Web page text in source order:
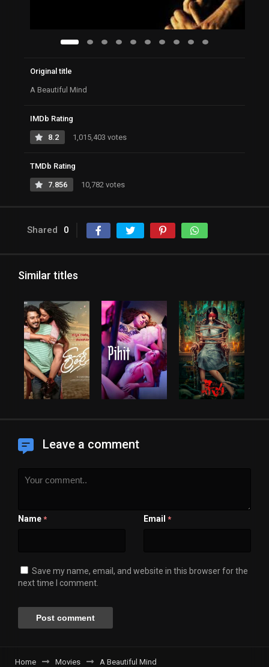
Original title
A Beautiful Mind
IMDb Rating
8.2 1,015,403 votes
TMDb Rating
7.856 10,782 votes
Shared 0
Similar titles
Leave a comment
Name * Email *
Save my name, email, and website in this browser for the
next time I comment.
Home Movies A Beautiful Mind